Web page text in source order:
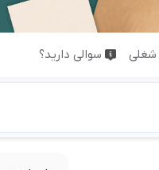
سوالی دارید؟